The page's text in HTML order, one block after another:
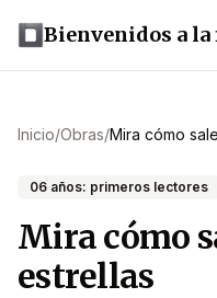
Bienvenidos a la
Inicio/Obras/Mira cómo
06 años: primeros lectores
Mira cómo
estrellas